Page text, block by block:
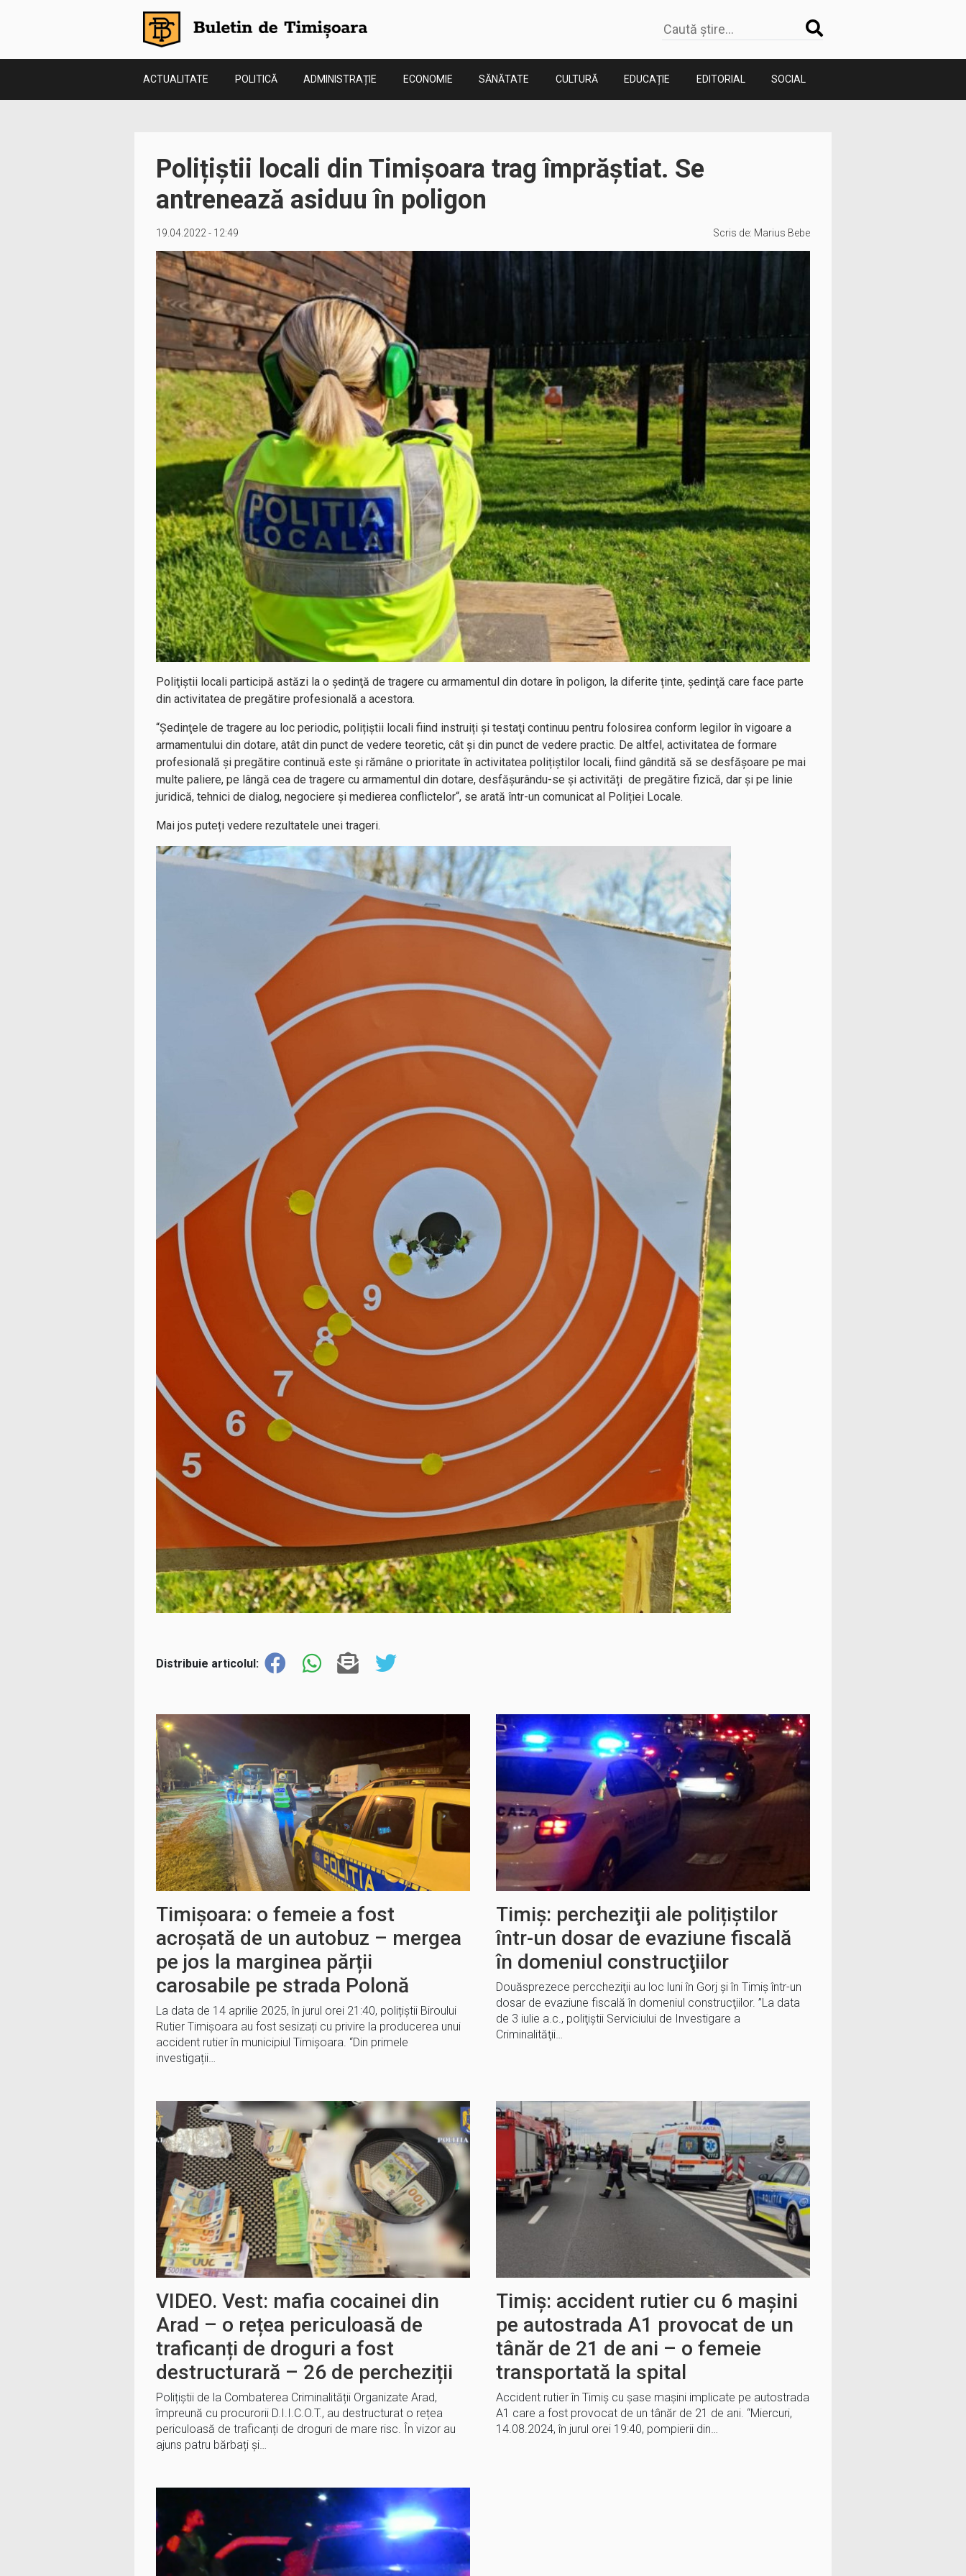
ACTUALITATE POLITICĂ ADMINISTRAȚIE ECONOMIE SĂNĂTATE CULTURĂ EDUCAȚIE EDITORIAL SOCIAL
Polițiștii locali din Timișoara trag împrăștiat. Se
antrenează asiduu în poligon
19.04.2022 - 12:49 Scris de: Marius Bebe
Poliţiştii locali participă astăzi la o şedinţă de tragere cu armamentul din dotare în poligon, la diferite ținte, şedinţă care face parte
din activitatea de pregătire profesională a acestora.
“Şedinţele de tragere au loc periodic, polițiștii locali fiind instruiți şi testaţi continuu pentru folosirea conform legilor în vigoare a
armamentului din dotare, atât din punct de vedere teoretic, cât şi din punct de vedere practic. De altfel, activitatea de formare
profesională și pregătire continuă este și rămâne o prioritate în activitatea polițiștilor locali, fiind gândită să se desfășoare pe mai
multe paliere, pe lângă cea de tragere cu armamentul din dotare, desfășurându-se și activități de pregătire fizică, dar și pe linie
juridică, tehnici de dialog, negociere și medierea conflictelor“, se arată într-un comunicat al Poliției Locale.
Mai jos puteți vedere rezultatele unei trageri.
Distribuie articolul:
Timișoara: o femeie a fost
acroșată de un autobuz – mergea
pe jos la marginea părții
carosabile pe strada Polonă
La data de 14 aprilie 2025, în jurul orei 21:40, polițiștii Biroului
Rutier Timișoara au fost sesizați cu privire la producerea unui
accident rutier în municipiul Timișoara. “Din primele
investigații…
Timiș: percheziţii ale polițiștilor
într-un dosar de evaziune fiscală
în domeniul construcţiilor
Douăsprezece perccheziţii au loc luni în Gorj şi în Timiş într-un
dosar de evaziune fiscală în domeniul construcţiilor. ”La data
de 3 iulie a.c., poliţiştii Serviciului de Investigare a
Criminalităţii…
VIDEO. Vest: mafia cocainei din
Arad – o rețea periculoasă de
traficanți de droguri a fost
destructurară – 26 de percheziții
Polițiștii de la Combaterea Criminalității Organizate Arad,
împreună cu procurorii D.I.I.C.O.T., au destructurat o rețea
periculoasă de traficanți de droguri de mare risc. În vizor au
ajuns patru bărbați și…
Timiș: accident rutier cu 6 mașini
pe autostrada A1 provocat de un
tânăr de 21 de ani – o femeie
transportată la spital
Accident rutier în Timiș cu șase mașini implicate pe autostrada
A1 care a fost provocat de un tânăr de 21 de ani. “Miercuri,
14.08.2024, în jurul orei 19:40, pompierii din…